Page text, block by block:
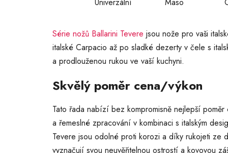
Univerzální Maso
Série nožů Ballarini Tevere jsou nože pro vaši
italské Carpacio až po sladké dezerty v čele s
a prodlouženou rukou ve vaší kuchyni.
Skvělý poměr cena/výkon
Tato řada nabízí bez kompromisně nejlepší
a řemeslné zpracování v kombinaci s italským
Tevere jsou odolné proti korozi a díky rukojeti ze
vyznačují svou neuvěřitelnou ostrostí a kovovou